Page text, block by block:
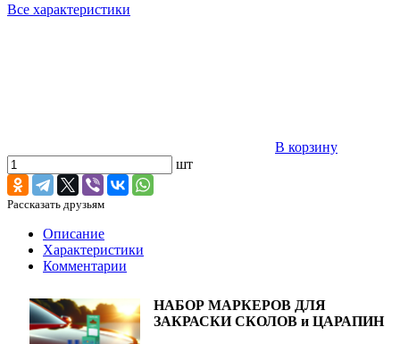
Все характеристики
В корзину
шт
Рассказать друзьям
Описание
Характеристики
Комментарии
НАБОР МАРКЕРОВ ДЛЯ
ЗАКРАСКИ СКОЛОВ и ЦАРАПИН